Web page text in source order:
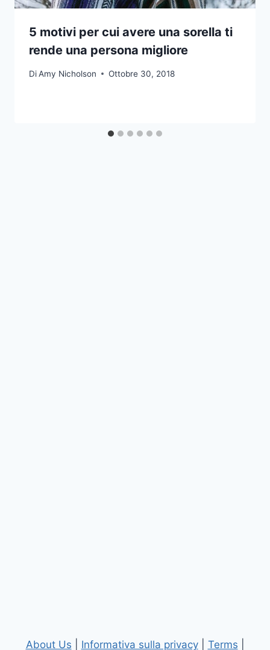
5 motivi per cui avere una sorella ti
rende una persona migliore
DiAmy Nicholson Ottobre 30, 2018
About Us Informativa sulla privacy| Terms